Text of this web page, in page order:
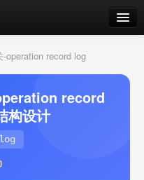
operation record log
record
构设计